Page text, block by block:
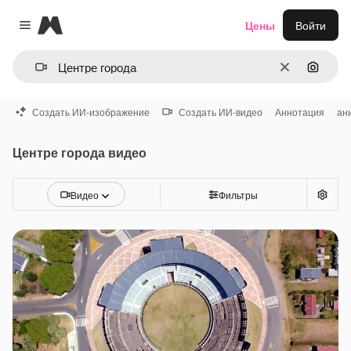
Close menu
Magnific
ОчиститьПоиск
Цены Войти
Создать ИИ-изображение Создать ИИ-видео Аннотация
Центре города видео
Видео Фильтры